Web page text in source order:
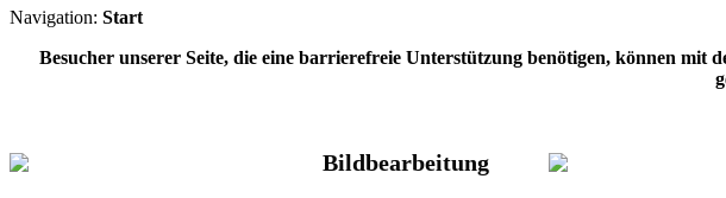
Navigation: Start
Besucher unserer Seite, die eine barrierefreie Unterstützung benötigen, können
Bildbearbeitung